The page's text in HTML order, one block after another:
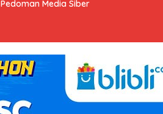
Pedoman Media Siber